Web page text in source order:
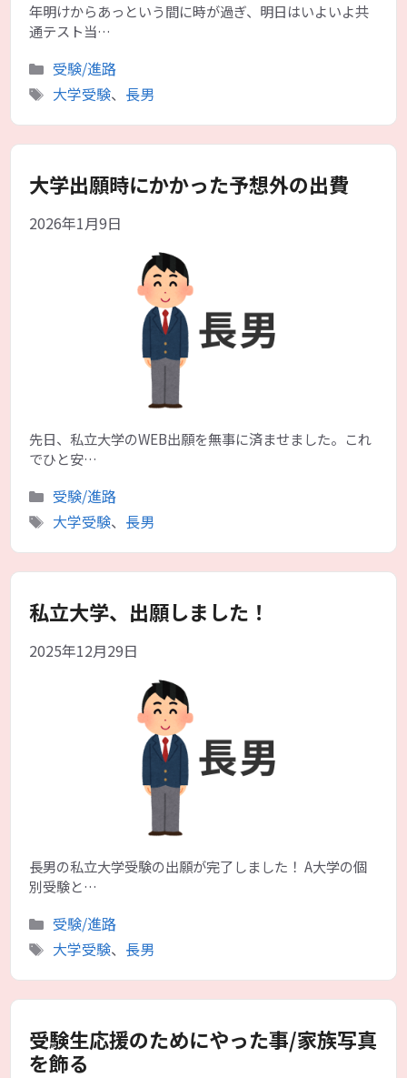
年明けからあっという間に時が過ぎ、明日はいよいよ共
通テスト当…
カ
テ
リ
受験/進路
タ
大学受験、 長男
大学出願時にかかった予想外の出費
2026年1月9日
先日、私立大学のWEB出願を無事に済ませました。これ
でひと安…
カ
テ
リ
受験/進路
タ
大学受験、 長男
私立大学、出願しました！
2025年12月29日
長男の私立大学受験の出願が完了しました！ A大学の個
別受験と…
カ
テ
リ
受験/進路
タ
大学受験、 長男
受験生応援のためにやった事/家族写真
を飾る